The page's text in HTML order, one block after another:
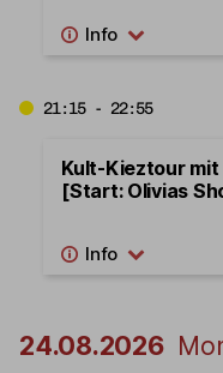
21:15 - 22:55
Kult-Kieztour mit
[Start: Olivias
24.08.2026